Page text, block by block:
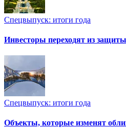
Спецвыпуск: итоги года
Инвесторы переходят из
Спецвыпуск: итоги года
Объекты, которые изменят